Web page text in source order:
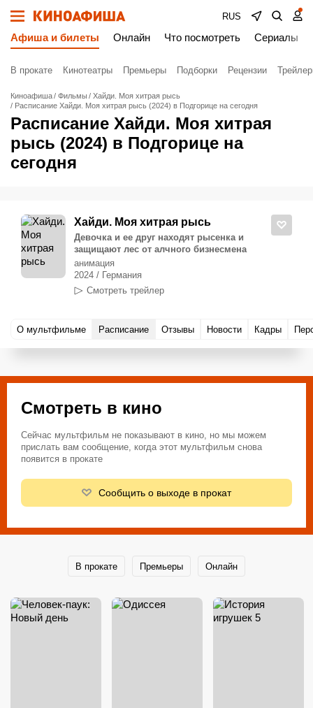
RUS
Афиша и билеты Онлайн Что посмотреть Сериалы
В прокате Кинотеатры Премьеры Подборки Рецензии
Киноафиша Фильмы
Хайди. Моя хитрая рысь
Расписание Хайди. Моя хитрая рысь (2024) в Подгорице на сегодня
Расписание Хайди. Моя хитрая
рысь (2024) в Подгорице на
сегодня
Хайди. Моя хитрая рысь
Девочка и ее друг находят рысенка и
защищают лес от алчного бизнесмена
анимация
2024 / Германия
Смотреть трейлер
О мультфильме Расписание Отзывы Новости Кадры
Смотреть в кино
Сейчас мультфильм не показывают в кино, но мы можем
прислать вам сообщение, когда этот мультфильм снова
появится в прокате
Сообщить о выходе в прокат
В прокате Премьеры Онлайн